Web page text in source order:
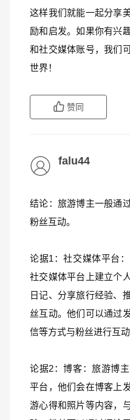
这样我们就能一起分享
励和启发。如果你有兴
和社交媒体账号，我们
世界！
赞同
falu44
结论：旅游博主一般通
粉丝互动。
论据1：社交媒体平台
社交媒体平台上建立个
日记、分享旅行经验、
丝互动。他们可以通过
信等方式与粉丝进行互动
论据2：博客：旅游博
平台，他们会在博客上
游心得和照片等内容，